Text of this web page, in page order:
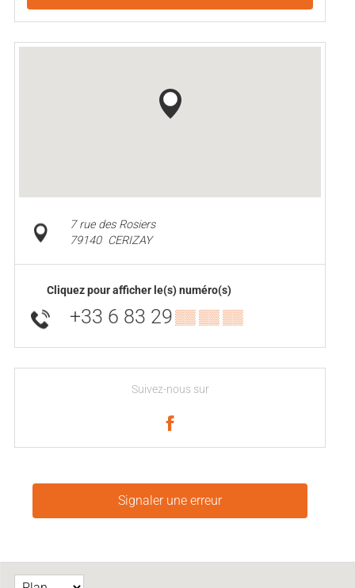
7 rue des Rosiers
79140 CERIZAY
Cliquez pour afficher le(s) numéro(s)
+33 6 83 29▒▒ ▒▒ ▒▒
Suivez-nous sur
Signaler une erreur